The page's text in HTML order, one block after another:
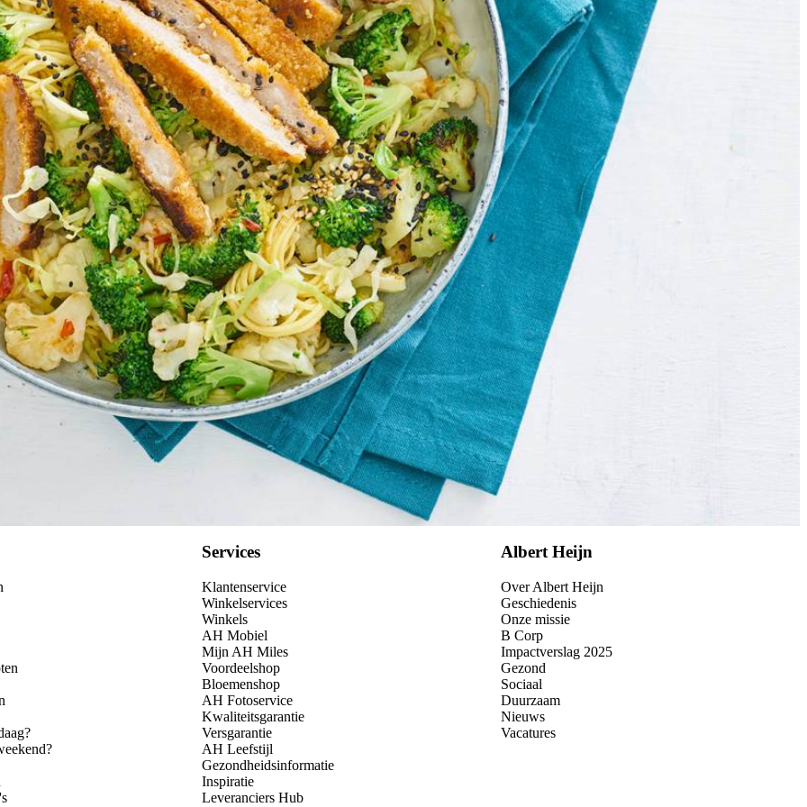
Kies producten
Wat vond je van dit recept?
Services
Klantenservice
Winkelservices
Winkels
AH Mobiel
Mijn AH Miles
Voordeelshop
Bloemenshop
AH Fotoservice
Kwaliteitsgarantie
Versgarantie
AH Leefstijl
Gezondheidsinformatie
Inspiratie
Leveranciers Hub
Albert Heijn
Over Albert Heijn
Geschiedenis
Onze missie
B Corp
Impactverslag 2025
Gezond
Sociaal
Duurzaam
Nieuws
Vacatures